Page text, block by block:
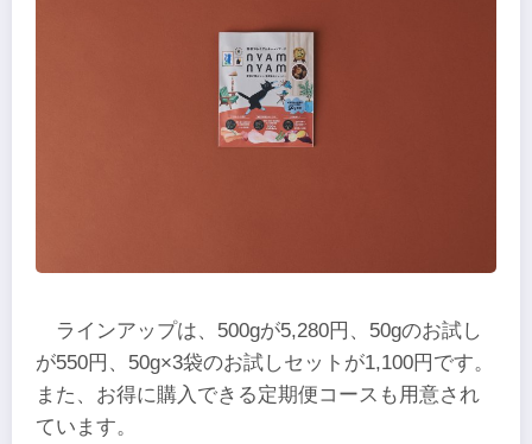
ラインアップは、500gが5,280円、50gのお試し
が550円、50g×3袋のお試しセットが1,100円です。
また、お得に購入できる定期便コースも用意され
ています。